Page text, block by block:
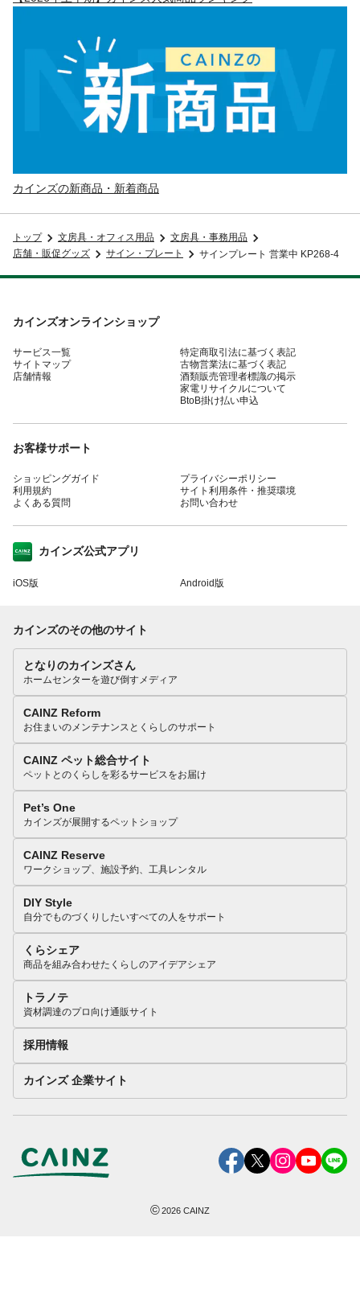
カインズの新商品・新着商品
トップ 文房具・オフィス用品
文房具・事務用品
店舗・販促グッズ
サイン・プレート サインプレート 営業中 KP268-4
カインズオンラインショップ
サービス一覧
サイトマップ
店舗情報
特定商取引法に基づく表記
古物営業法に基づく表記
酒類販売管理者標識の掲示
家電リサイクルについて
BtoB掛け払い申込
お客様サポート
ショッピングガイド
利用規約
よくある質問
プライバシーポリシー
サイト利用条件・推奨環境
お問い合わせ
カインズ公式アプリ
iOS版 Android版
カインズのその他のサイト
となりのカインズさん
ホームセンターを遊び倒すメディア
CAINZ Reform
お住まいのメンテナンスとくらしのサポート
CAINZ ペット総合サイト
ペットとのくらしを彩るサービスをお届け
Pet’s One
カインズが展開するペットショップ
CAINZ Reserve
ワークショップ、施設予約、工具レンタル
DIY Style
自分でものづくりしたいすべての人をサポート
くらシェア
商品を組み合わせたくらしのアイデアシェア
トラノテ
資材調達のプロ向け通販サイト
採用情報
カインズ 企業サイト
©2026 CAINZ